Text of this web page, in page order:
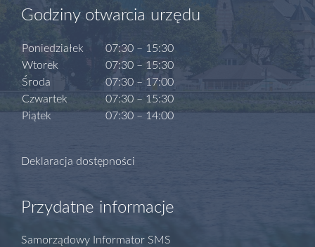
Godziny otwarcia urzędu
Poniedziałek
Wtorek
Środa
Czwartek
Piątek
07:30 – 15:30
07:30 – 15:30
07:30 – 17:00
07:30 – 15:30
07:30 – 14:00
Deklaracja dostępności
Przydatne informacje
Samorządowy Informator SMS